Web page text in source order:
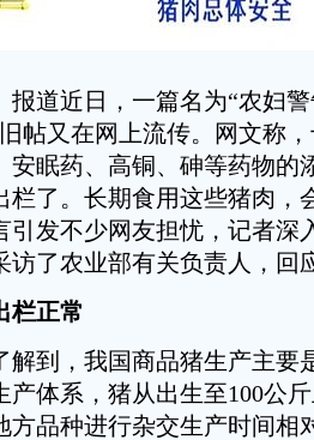
道近日，一篇名为“农妇警
帖又在网上流传。网文称
安眠药、高铜、砷等药物的
栏了。长期食用这些猪肉，
引发不少网友担忧，记者深
访了农业部有关负责人，回
栏正常
到，我国商品猪生产主要
产体系，猪从出生至100公
方品种进行杂交生产时间相